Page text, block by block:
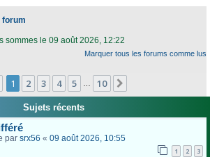
forum
sommes le 09 août 2026, 12:22
Marquer tous les forums comme lus
Page 1sur
1 2 3 4 5 10
Sujets récents
par srx56 « 09 août 2026, 10:55
1 2 3